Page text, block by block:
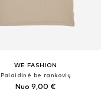
WE FASHION
Palaidinė be rankovių
Nuo 9,00 €